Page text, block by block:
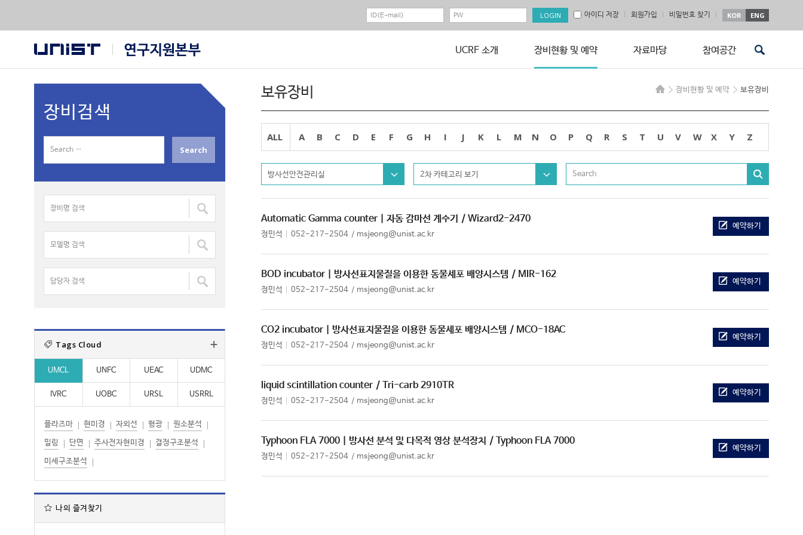
아이디 저장 회원가입 비밀번호 찾기 KOR ENG
UCRF 소개 장비현황 및 예약 자료마당 참여공간
장비현황 및 예약 보유장비
보유장비
ALL A B C D E F G H I J K L M N O P Q R S T U V W X Y Z
방사선안전관리실 2차 카테고리 보기
Automatic Gamma counter | 자동 감마선 계수기 / Wizard2-2470
정민석 052-217-2504 msjeong@unist.ac.kr
예약하기
BOD incubator | 방사선표지물질을 이용한 동물세포 배양시스템 / MIR-162
정민석 052-217-2504 msjeong@unist.ac.kr
예약하기
CO2 incubator | 방사선표지물질을 이용한 동물세포 배양시스템 / MCO-18AC
정민석 052-217-2504 msjeong@unist.ac.kr
예약하기
liquid scintillation counter / Tri-carb 2910TR
정민석 052-217-2504 msjeong@unist.ac.kr
예약하기
Typhoon FLA 7000 | 방사선 분석 및 다목적 영상 분석장치 / Typhoon FLA 7000
정민석 052-217-2504 msjeong@unist.ac.kr
예약하기
장비검색
f
장
명
검
색
모
명
검
색
담
색
:
Tags Cloud
UMCL UNFC UEAC UDMC
IVRC UOBC URSL USRRL
플라즈마 현미경 자외선 형광 원소분석
밀링 단면 주사전자현미경 결정구조분석
미세구조분석
나의 즐겨찾기